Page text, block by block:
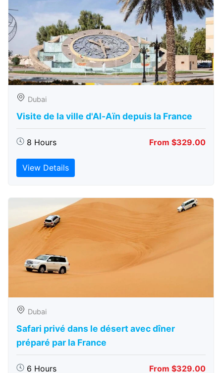
Dubai
Visite de la ville d'Al-Aïn depuis la France
8 Hours From $329.00
View Details
Dubai
Safari privé dans le désert avec dîner
préparé par la France
6 Hours From $329.00